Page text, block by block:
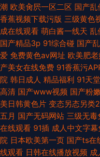
潮 欧美肏屄一区二区 国产乱
香蕉视频下载污版 三级黄色
成在线观看 萌白酱一线天 乱
国产精品3p 91综合碰 国产
爱 免费黄色av网址 欧美肥老
产美女在线免费 91香蕉污
院 韩日成人 精品福利 91天
高清 国产www视频 国产粉
美日韩黄色片 变态另态另类2
五月 国产无码网站 三级无毒
在线观看 91插 成人中文字
院 日本欧美第一页 国产ts在
线观看 日韩在线播放视频 成